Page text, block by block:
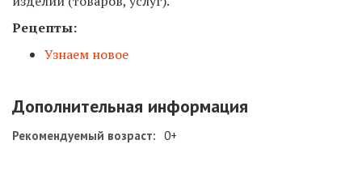
Рецепты:
Узнаем новое
Дополнительная информация
Рекомендуемый возраст: 0+